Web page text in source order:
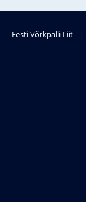
Eesti Võrkpalli Liit |